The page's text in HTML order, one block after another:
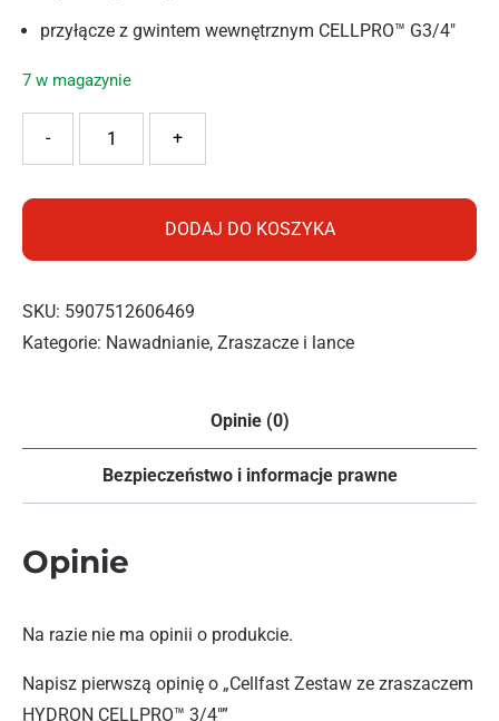
przyłącze z gwintem wewnętrznym CELLPRO™ G3/4″
7 w magazynie
+
-
DODAJ DO KOSZYKA
SKU: 5907512606469
Kategorie: Nawadnianie, Zraszacze i lance
Opinie (0)
Bezpieczeństwo i informacje prawne
Opinie
Na razie nie ma opinii o produkcie.
Napisz pierwszą opinię o „Cellfast Zestaw ze zraszaczem
HYDRON CELLPRO™ 3/4″”